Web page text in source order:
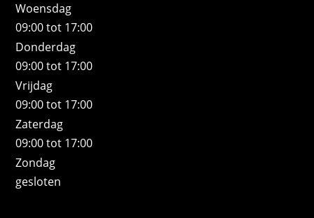
Woensdag
09:00 tot 17:00
Donderdag
09:00 tot 17:00
Vrijdag
09:00 tot 17:00
Zaterdag
09:00 tot 17:00
Zondag
gesloten